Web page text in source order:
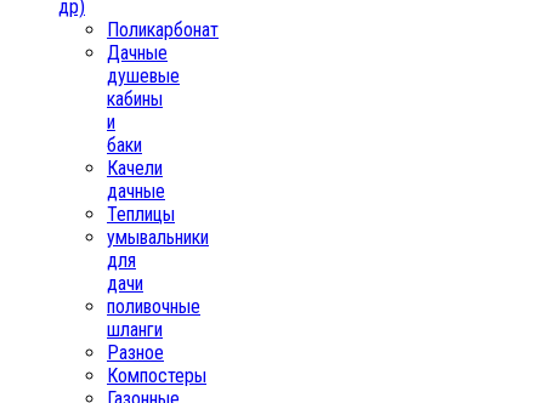
др)
Поликарбонат
Дачные
душевые
кабины
и
баки
Качели
дачные
Теплицы
умывальники
для
дачи
поливочные
шланги
Разное
Компостеры